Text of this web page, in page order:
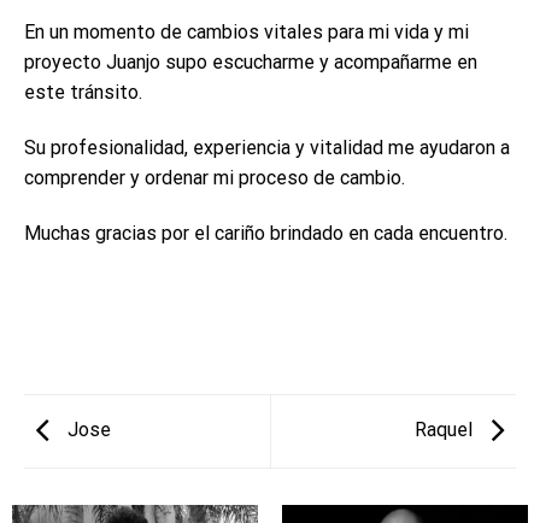
En un momento de cambios vitales para mi vida y mi
proyecto Juanjo supo escucharme y acompañarme en
este tránsito.
Su profesionalidad, experiencia y vitalidad me ayudaron a
comprender y ordenar mi proceso de cambio.
Muchas gracias por el cariño brindado en cada encuentro.
Jose Raquel